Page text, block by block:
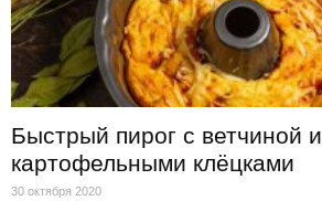
Быстрый пирог с ветчиной и
картофельными клёцками
30 октября 2020